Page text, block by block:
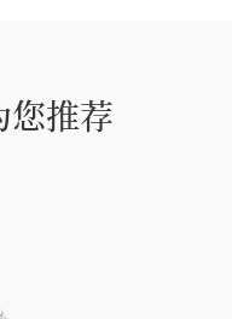
您推荐